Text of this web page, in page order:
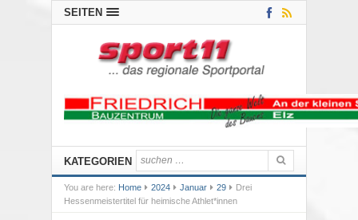
SEITEN
KATEGORIEN
You are here: Home 2024 Januar 29
Drei
Hessenmeistertitel für heimische Athlet*innen